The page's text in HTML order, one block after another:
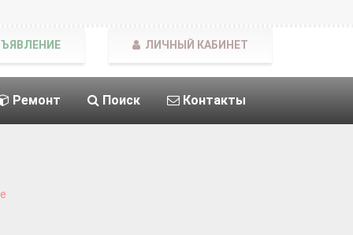
Ремонт Поиск Контакты
ЛИЧНЫЙ КАБИНЕТ